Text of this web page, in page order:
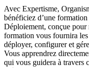
Avec Expertisme,
bénéficiez d’une
Déploiement, conçue pour
formation vous fournira les
déployer, configurer et
Vous apprendrez
qui vous guidera à travers